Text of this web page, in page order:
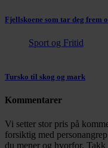
Fjellskoene som tar deg frem
Sport og Fritid
Tursko til skog og mark
Kommentarer
Vi setter stor pris på
forsiktig med
du mener og hvorfor.